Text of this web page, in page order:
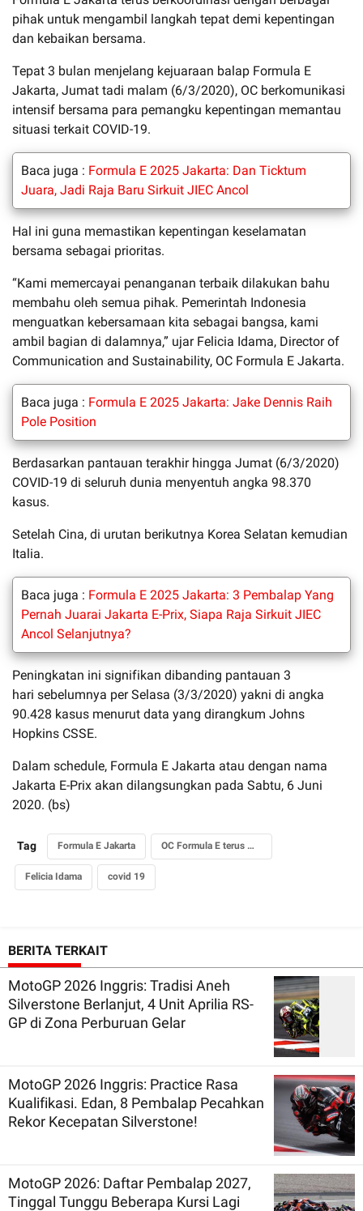
pihak untuk mengambil langkah tepat demi kepentingan
dan kebaikan bersama.
Tepat 3 bulan menjelang kejuaraan balap Formula E
Jakarta, Jumat tadi malam (6/3/2020), OC berkomunikasi
intensif bersama para pemangku kepentingan memantau
situasi terkait COVID-19.
Baca juga : Formula E 2025 Jakarta: Dan Ticktum
Juara, Jadi Raja Baru Sirkuit JIEC Ancol
Hal ini guna memastikan kepentingan keselamatan
bersama sebagai prioritas.
“Kami memercayai penanganan terbaik dilakukan bahu
membahu oleh semua pihak. Pemerintah Indonesia
menguatkan kebersamaan kita sebagai bangsa, kami
ambil bagian di dalamnya,” ujar Felicia Idama, Director of
Communication and Sustainability, OC Formula E Jakarta.
Baca juga : Formula E 2025 Jakarta: Jake Dennis Raih
Pole Position
Berdasarkan pantauan terakhir hingga Jumat (6/3/2020)
COVID-19 di seluruh dunia menyentuh angka 98.370
kasus.
Setelah Cina, di urutan berikutnya Korea Selatan kemudian
Italia.
Baca juga : Formula E 2025 Jakarta: 3 Pembalap Yang
Pernah Juarai Jakarta E-Prix, Siapa Raja Sirkuit JIEC
Ancol Selanjutnya?
Peningkatan ini signifikan dibanding pantauan 3
hari sebelumnya per Selasa (3/3/2020) yakni di angka
90.428 kasus menurut data yang dirangkum Johns
Hopkins CSSE.
Dalam schedule, Formula E Jakarta atau dengan nama
Jakarta E-Prix akan dilangsungkan pada Sabtu, 6 Juni
2020. (bs)
Tag Formula E Jakarta OC Formula E terus memantau
Felicia Idama covid 19
BERITA TERKAIT
MotoGP 2026 Inggris: Tradisi Aneh
Silverstone Berlanjut, 4 Unit Aprilia RS-
GP di Zona Perburuan Gelar
MotoGP 2026 Inggris: Practice Rasa
Kualifikasi. Edan, 8 Pembalap Pecahkan
Rekor Kecepatan Silverstone!
MotoGP 2026: Daftar Pembalap 2027,
Tinggal Tunggu Beberapa Kursi Lagi